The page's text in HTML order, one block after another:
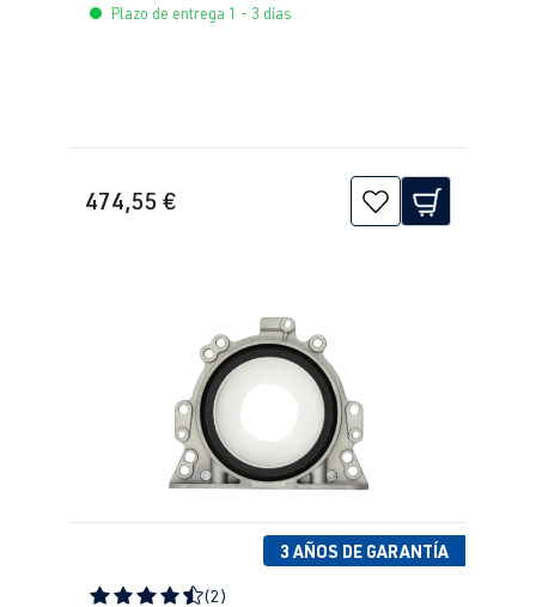
Plazo de entrega 1 - 3 días
474,55 €
3 AÑOS DE GARANTÍA
(2)